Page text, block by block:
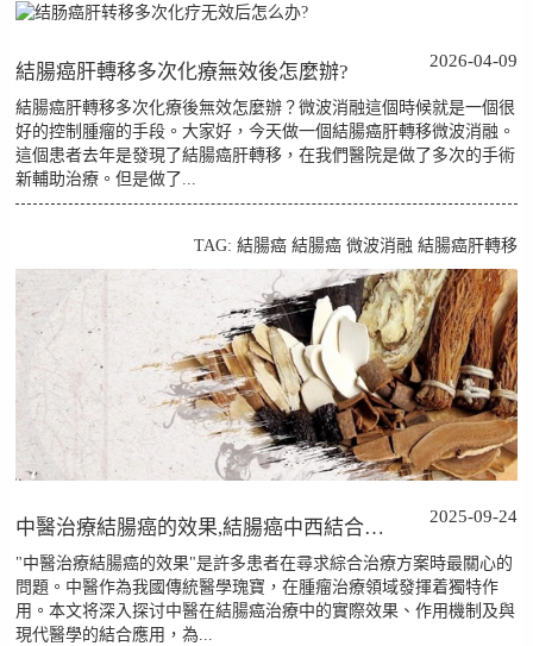
結腸癌肝轉移多次化療無效後怎麼辦? 2026-04-09
結腸癌肝轉移多次化療後無效怎麼辦？微波消融這個時候就是一個很
好的控制腫瘤的手段。大家好，今天做一個結腸癌肝轉移微波消融。
這個患者去年是發現了結腸癌肝轉移，在我們醫院是做了多次的手術
新輔助治療。但是做了...
TAG: 結腸癌 結腸癌 微波消融 結腸癌肝轉移
中醫治療結腸癌的效果,結腸癌中西結合怎麼治？ 2025-09-24
"中醫治療結腸癌的效果"是許多患者在尋求綜合治療方案時最關心的
問題。中醫作為我國傳統醫學瑰寶，在腫瘤治療領域發揮着獨特作
用。本文将深入探讨中醫在結腸癌治療中的實際效果、作用機制及與
現代醫學的結合應用，為...